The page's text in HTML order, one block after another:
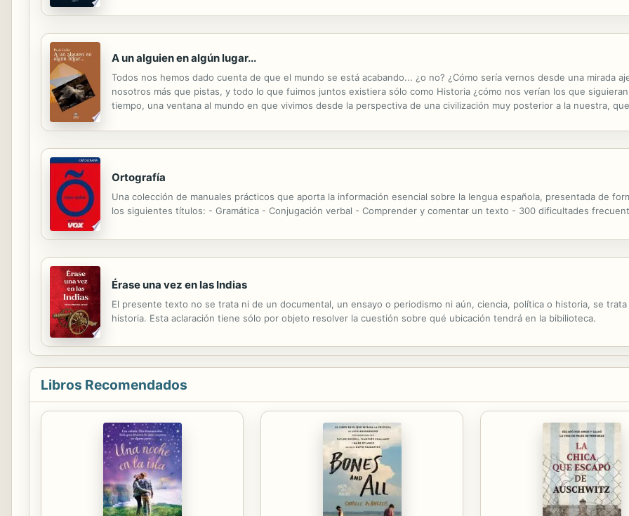
A un alguien en algún lugar...
Todos nos hemos dado cuenta de que el mundo se está acabando... ¿o no? ¿Cómo sería vernos desde una mirada
nosotros más que pistas, y todo lo que fuimos juntos existiera sólo como Historia ¿cómo nos verían los que
tiempo, una ventana al mundo en que vivimos desde la perspectiva de una civilización muy posterior a la nuestra,
Ortografía
Una colección de manuales prácticos que aporta la información esencial sobre la lengua española, presentada de
los siguientes títulos: - Gramática - Conjugación verbal - Comprender y comentar un texto - 300 dificultades
Érase una vez en las Indias
El presente texto no se trata ni de un documental, un ensayo o periodismo ni aún, ciencia, política o historia, se
historia. Esta aclaración tiene sólo por objeto resolver la cuestión sobre qué ubicación tendrá en la bibilioteca.
Libros Recomendados